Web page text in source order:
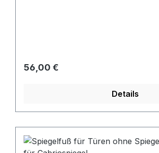
Regulärer Preis:
56,00 €
Details